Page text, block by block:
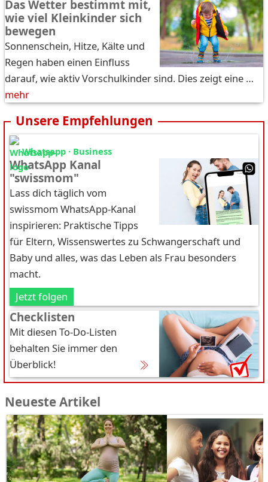
Das Wetter bestimmt mit,
wie viel Kleinkinder sich
bewegen
Sonnenschein, Hitze, Kälte und
Regen haben einen Einfluss
darauf, wie aktiv Vorschulkinder sind. Dies zeigt eine …
mehr
Unsere Empfehlungen
Whatsapp · Business
WhatsApp Kanal
"swissmom"
Lass dich täglich vom
swissmom WhatsApp-Kanal
inspirieren: Praktische Tipps
für Eltern, Wissenswertes zu Schwangerschaft und
Baby und alles, was das Leben als Frau besonders
macht.
Jetzt folgen
Checklisten
Mit diesen To-Do-Listen
behalten Sie immer den
Überblick!
Neueste Artikel